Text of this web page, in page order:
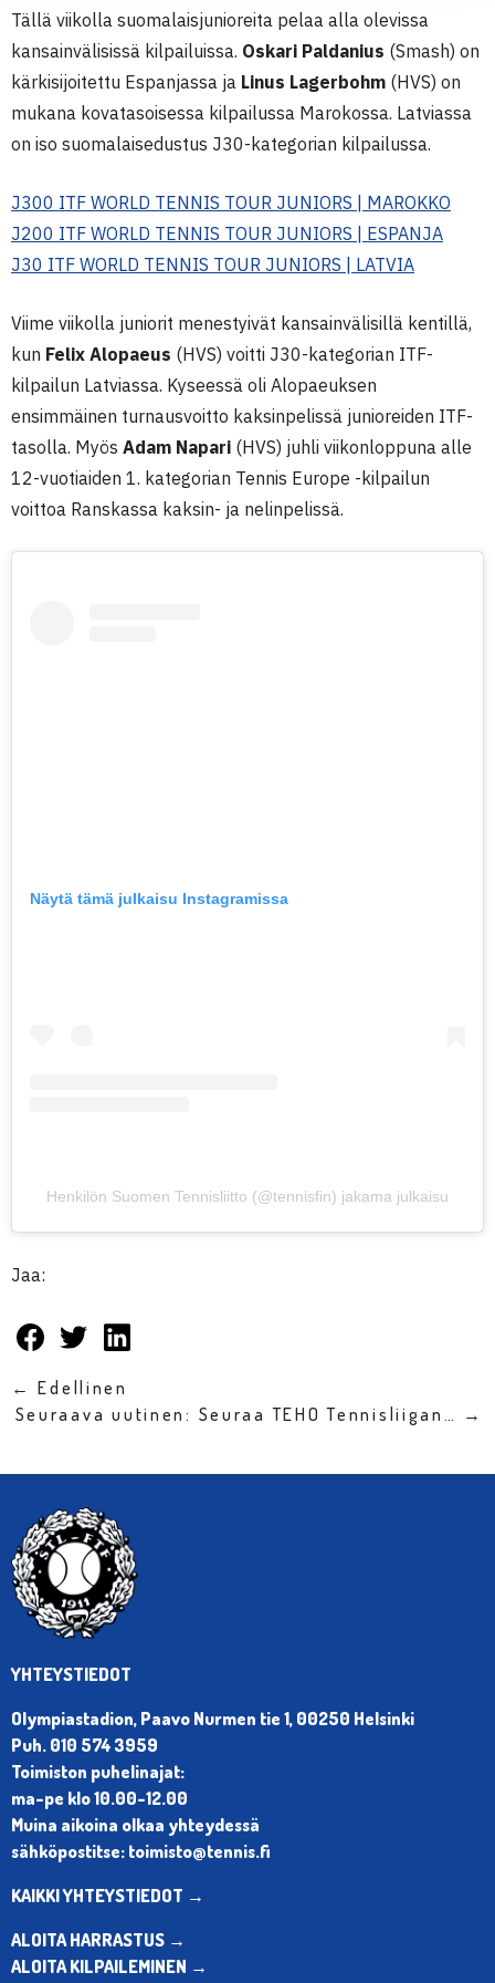
Tällä viikolla suomalaisjunioreita pelaa alla olevissa
kansainvälisissä kilpailuissa. Oskari Paldanius (Smash) on
kärkisijoitettu Espanjassa ja Linus Lagerbohm (HVS) on
mukana kovatasoisessa kilpailussa Marokossa. Latviassa
on iso suomalaisedustus J30-kategorian kilpailussa.
J300 ITF WORLD TENNIS TOUR JUNIORS | MAROKKO
J200 ITF WORLD TENNIS TOUR JUNIORS | ESPANJA
J30 ITF WORLD TENNIS TOUR JUNIORS | LATVIA
Viime viikolla juniorit menestyivät kansainvälisillä kentillä,
kun Felix Alopaeus (HVS) voitti J30-kategorian ITF-
kilpailun Latviassa. Kyseessä oli Alopaeuksen
ensimmäinen turnausvoitto kaksinpelissä junioreiden ITF-
tasolla. Myös Adam Napari (HVS) juhli viikonloppuna alle
12-vuotiaiden 1. kategorian Tennis Europe -kilpailun
voittoa Ranskassa kaksin- ja nelinpelissä.
Näytä tämä julkaisu Instagramissa
Henkilön Suomen Tennisliitto (@tennisfin) jakama julkaisu
Jaa:
← Edellinen
Seuraava uutinen: Seuraa TEHO Tennisliigan… →
YHTEYSTIEDOT
Olympiastadion, Paavo Nurmen tie 1, 00250 Helsinki
Puh. 010 574 3959
Toimiston puhelinajat:
ma-pe klo 10.00-12.00
Muina aikoina olkaa yhteydessä
sähköpostitse: toimisto@tennis.fi
KAIKKI YHTEYSTIEDOT →
ALOITA HARRASTUS →
ALOITA KILPAILEMINEN →